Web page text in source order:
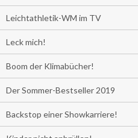
Leichtathletik-WM im TV
Leck mich!
Boom der Klimabücher!
Der Sommer-Bestseller 2019
Backstop einer Showkarriere!